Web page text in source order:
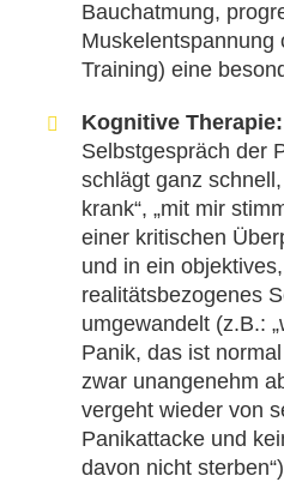
Bauchatmung,
Muskelentspannung
Training) eine
Kognitive Therapie:
Selbstgespräch der
schlägt ganz
krank“, „mit mir
einer kritischen
und in ein
realitätsbezogenes
umgewandelt (z.B.:
Panik, das ist
zwar unangenehm
vergeht wieder von
Panikattacke und
davon nicht